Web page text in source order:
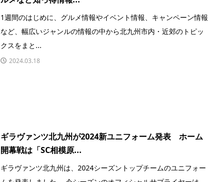
1週間のはじめに、グルメ情報やイベント情報、キャンペーン情報
など、幅広いジャンルの情報の中から北九州市内・近郊のトピッ
クスをまと...
2024.03.18
ギラヴァンツ北九州が2024新ユニフォーム発表 ホーム
開幕戦は「SC相模原...
ギラヴァンツ北九州は、2024シーズントップチームのユニフォー